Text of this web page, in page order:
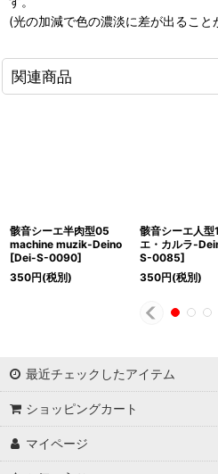
(光の加減で色の濃淡に差が出ること
関連商品
骸音シーエ半肉型05
machine muzik-Deino
[Dei-S-0090]
350円(税別)
骸音シーエ人型
エ・カルラ-
S-0085]
350円(税別)
最近チェックしたアイテム
ショッピングカート
マイページ